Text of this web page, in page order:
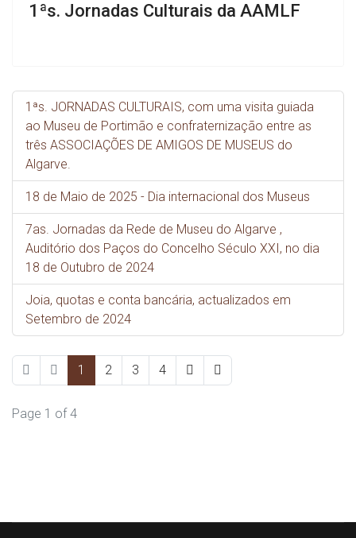
1ªs. Jornadas Culturais da AAMLF
1ªs. JORNADAS CULTURAIS, com uma visita guiada
ao Museu de Portimão e confraternização entre as
três ASSOCIAÇÕES DE AMIGOS DE MUSEUS do
Algarve.
18 de Maio de 2025 - Dia internacional dos Museus
7as. Jornadas da Rede de Museu do Algarve ,
Auditório dos Paços do Concelho Século XXI, no dia
18 de Outubro de 2024
Joia, quotas e conta bancária, actualizados em
Setembro de 2024
1 2 3 4
Page 1 of 4